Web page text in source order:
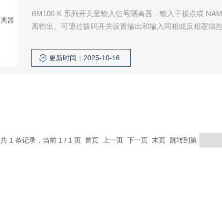
BM100-K 系列开关量输入信号隔离器，输入干接点或
离输出。可通过拨码开关设置输出和输入同相或反相逻辑
更新时间：2025-10-16
共 1 条记录，当前 1 / 1 页 首页 上一页 下一页 末页 跳转到第